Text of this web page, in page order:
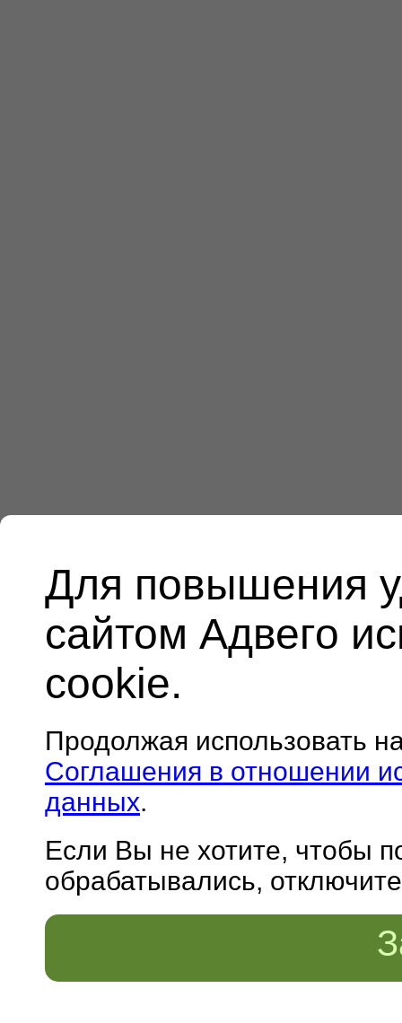
Для повышения
сайтом Адвего
cookie.
Продолжая использовать
Соглашения в отношении
данных.
Если Вы не хотите, чтобы
обрабатывались,